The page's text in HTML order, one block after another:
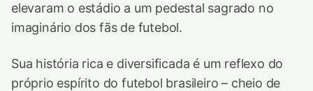
elevaram o estádio a um pedestal sagrado no
imaginário dos fãs de futebol.
Sua história rica e diversificada é um reflexo do
próprio espírito do futebol brasileiro – cheio de